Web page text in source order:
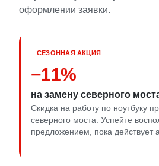
оформлении заявки.
СЕЗОННАЯ АКЦИЯ
−11%
на замену северного
Скидка на работу по ноутбуку
северного моста. Успейте
предложением, пока действует